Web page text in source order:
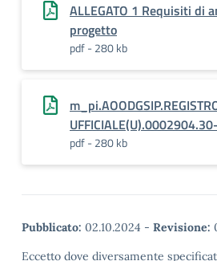
ALLEGATO 1 Requisiti di
progetto
pdf - 280 kb
pdf - 280 kb
Pubblicato: 02.10.2024 - Revisione:
Eccetto dove diversamente